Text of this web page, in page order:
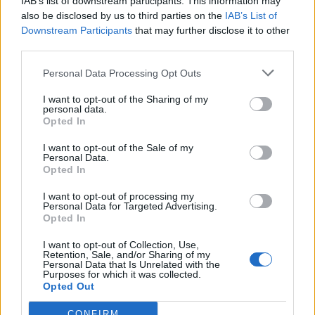
also be disclosed by us to third parties on the IAB’s List of
Downstream Participants that may further disclose it to other
Personal Data Processing Opt Outs
I want to opt-out of the Sharing of my
personal data.
Opted In
I want to opt-out of the Sale of my
Personal Data.
Opted In
I want to opt-out of processing my
Personal Data for Targeted Advertising.
Opted In
I want to opt-out of Collection, Use,
Retention, Sale, and/or Sharing of my
Personal Data that Is Unrelated with the
Purposes for which it was collected.
Opted Out
Protestuesit vijojnë
Shqipëria e rinisë, jo e
partisë!
Ditëve shumë të nxehta
Meteorologia tregon se
Lamallari: Forcat po
ndërhyjnë nga toka dhe
vrau mikun e fëmijërisë,
identifikohet autori i
dyshuar që është në